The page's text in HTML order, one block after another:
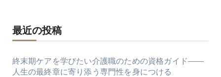
最近の投稿
終末期ケアを学びたい介護職のための資格ガイド――
人生の最終章に寄り添う専門性を身につける